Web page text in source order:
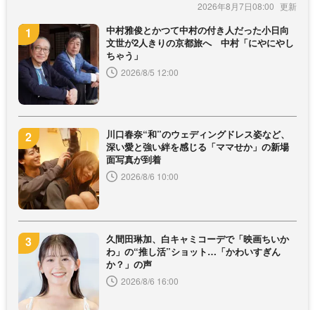
2026年8月7日08:00
中村雅俊とかつて中村の付き人だった小日向
文世が2人きりの京都旅へ 中村「にやにやし
ちゃう」
2026/8/5 12:00
川口春奈“和”のウェディングドレス姿など、
深い愛と強い絆を感じる「ママせか」の新場
面写真が到着
2026/8/6 10:00
久間田琳加、白キャミコーデで「映画ちいか
わ」の“推し活”ショット…「かわいすぎん
か？」の声
2026/8/6 16:00